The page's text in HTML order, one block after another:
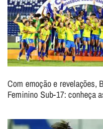
Com emoção e revelações,
Feminino Sub-17: conheça